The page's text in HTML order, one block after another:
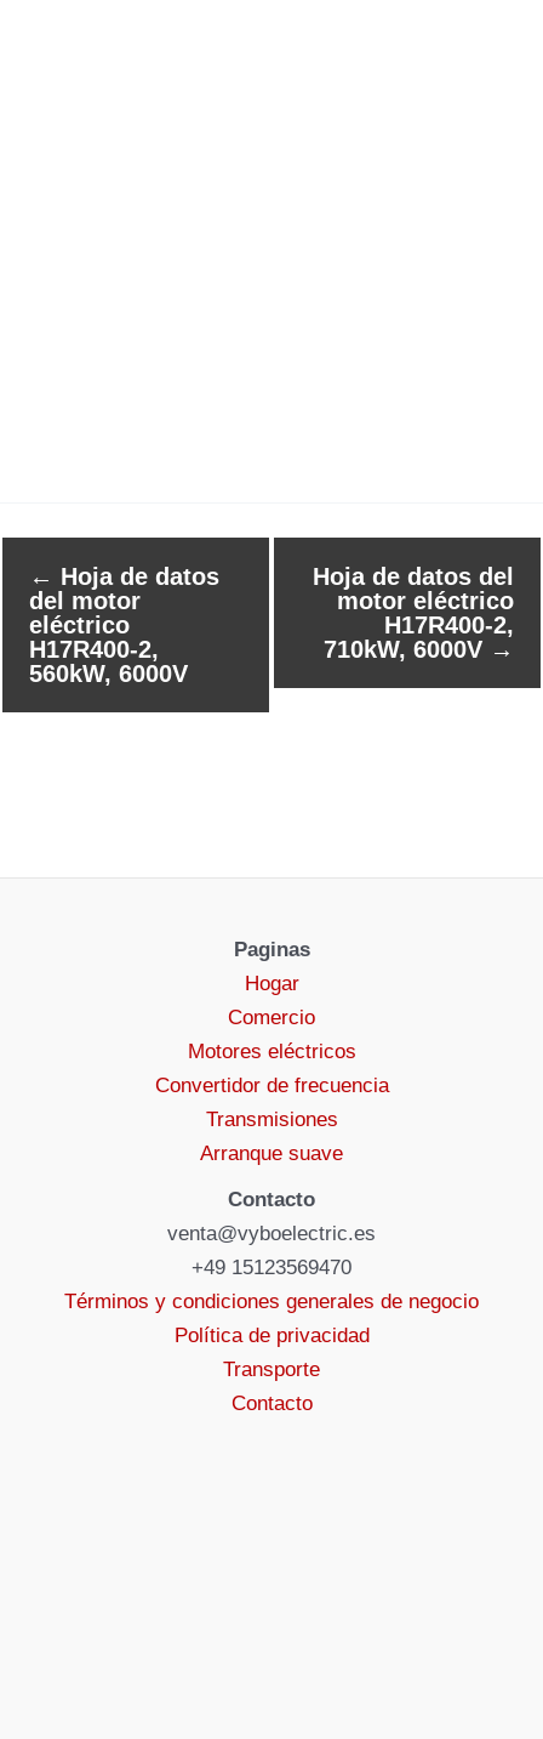
← Hoja de datos
del motor
eléctrico
H17R400-2,
560kW, 6000V
Hoja de datos del
motor eléctrico
H17R400-2,
710kW, 6000V →
Paginas
Hogar
Comercio
Motores eléctricos
Convertidor de frecuencia
Transmisiones
Arranque suave
Contacto
venta@vyboelectric.es
+49 15123569470
Términos y condiciones generales de negocio
Política de privacidad
Transporte
Contacto